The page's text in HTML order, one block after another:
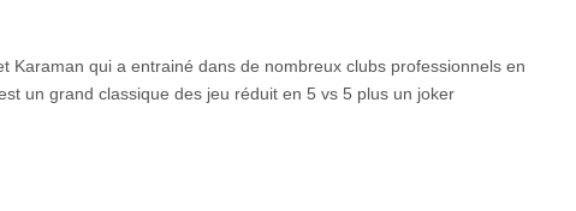
Karaman qui a entrainé dans de nombreux clubs professionnels en
un grand classique des jeu réduit en 5 vs 5 plus un joker